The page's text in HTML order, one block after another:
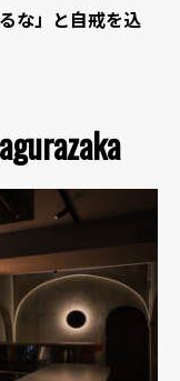
な」と自戒を込